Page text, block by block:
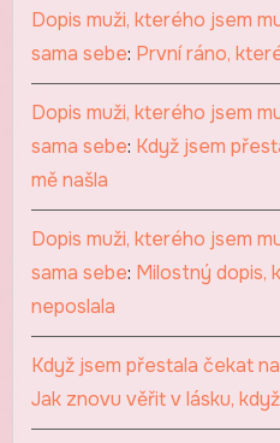
Dopis muži, kterého jsem
sama sebe: První ráno,
Dopis muži, kterého jsem
sama sebe: Když jsem
mě našla
Dopis muži, kterého jsem
sama sebe: Milostný dopis,
neposlala
Když jsem přestala čekat
Jak znovu věřit v lásku,